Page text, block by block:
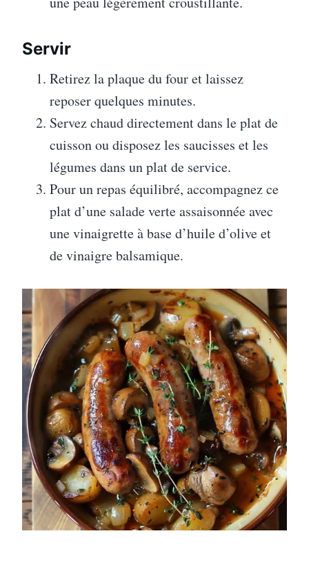
Servir
Retirez la plaque du four et laissez
reposer quelques minutes.
Servez chaud directement dans le plat de
cuisson ou disposez les saucisses et les
légumes dans un plat de service.
Pour un repas équilibré, accompagnez ce
plat d’une salade verte assaisonnée avec
une vinaigrette à base d’huile d’olive et
de vinaigre balsamique.